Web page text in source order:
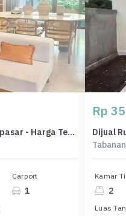
Rumah Area Luxury Sanur, Denpasar - Harga Terbaik 5,4 Miliar
Carport
1
Rp
Kamar
2
Luas